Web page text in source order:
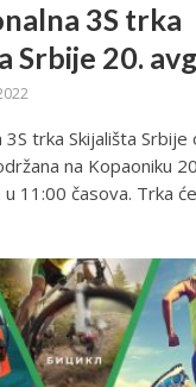
3S trka
Srbije 20.
3S trka Skijališta Srbije
na Kopaoniku
11:00 časova. Trka